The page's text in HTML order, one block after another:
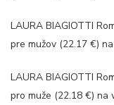
LAURA BIAGIOTTI
pre mužov (22.17 €)
LAURA BIAGIOTTI
pro muže (22.18 €)